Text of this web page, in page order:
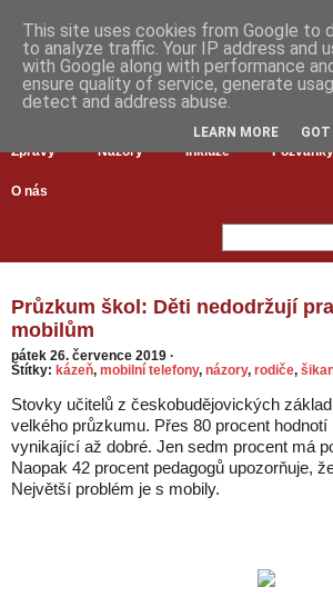
Zprávy Názory Inkluze Pozvánky
O nás
Průzkum škol: Děti nedodržují
mobilům
pátek 26. července 2019 ·
Štítky: kázeň, mobilní telefony, názory, rodiče,
Stovky učitelů z českobudějovických
velkého průzkumu. Přes 80 procent
vynikající až dobré. Jen sedm procent má
Naopak 42 procent pedagogů upozorňuje,
Největší problém je s mobily.
This site uses cookies from Google to
to analyze traffic. Your IP address and
with Google along with performance
ensure quality of service, generate
detect and address abuse.
LEARN MORE